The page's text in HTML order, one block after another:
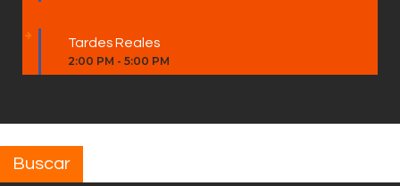
Tardes Reales
2:00 PM - 5:00 PM
Buscar